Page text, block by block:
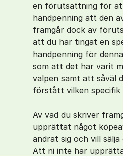
en förutsättning för
handpenning att den
framgår dock av
att du har tingat en
handpenning för
som att det har varit
valpen samt att såväl
förstått vilken specifik
Av vad du skriver
upprättat något
ändrat sig och vill
Att ni inte har